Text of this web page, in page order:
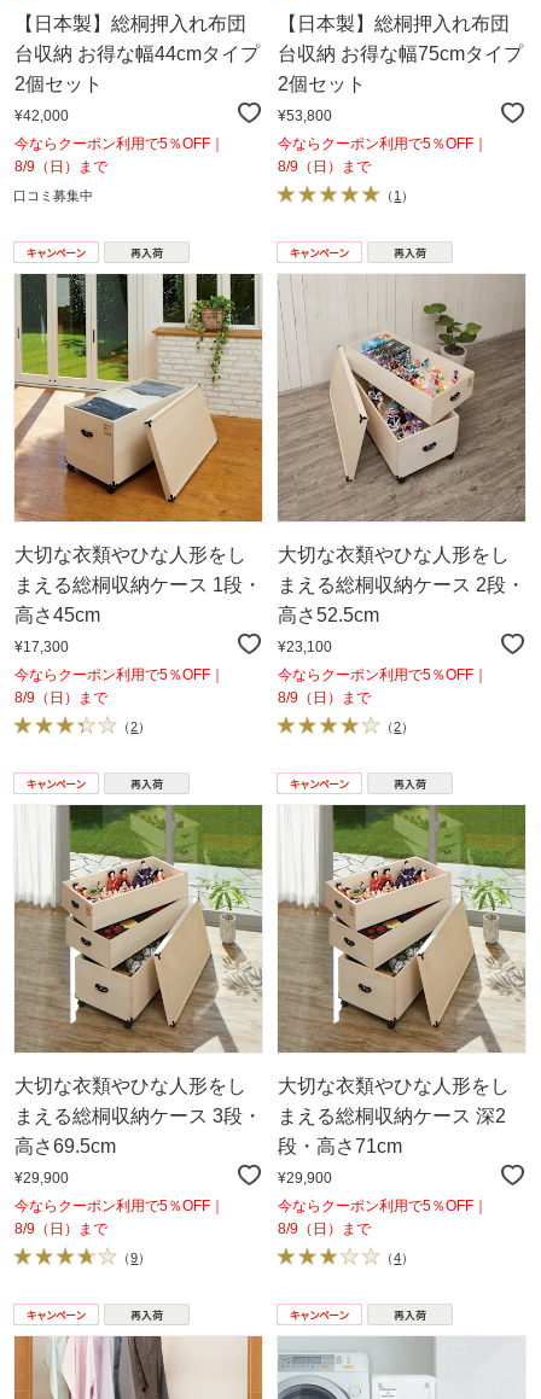
【日本製】総桐押入れ布団
台収納 お得な幅44cmタイプ
2個セット
¥42,000
今ならクーポン利用で5％OFF｜
8/9（日）まで
口コミ募集中
【日本製】総桐押入れ布団
台収納 お得な幅75cmタイプ
2個セット
¥53,800
今ならクーポン利用で5％OFF｜
8/9（日）まで
（ 1 ）
大切な衣類やひな人形をし
まえる総桐収納ケース 1段・
高さ45cm
¥17,300
今ならクーポン利用で5％OFF｜
8/9（日）まで
（2）
大切な衣類やひな人形をし
まえる総桐収納ケース 2段・
高さ52.5cm
¥23,100
今ならクーポン利用で5％OFF｜
8/9（日）まで
（2）
大切な衣類やひな人形をし
まえる総桐収納ケース 3段・
高さ69.5cm
¥29,900
今ならクーポン利用で5％OFF｜
8/9（日）まで
（9）
大切な衣類やひな人形をし
まえる総桐収納ケース 深2
段・高さ71cm
¥29,900
今ならクーポン利用で5％OFF｜
8/9（日）まで
（4）